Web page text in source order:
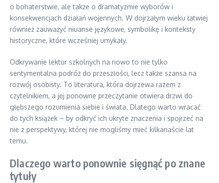
o bohaterstwie, ale także o dramatyzmie wyborów i
konsekwencjach działań wojennych. W dojrzałym wieku łatwiej
również zauważyć niuanse językowe, symbolikę i konteksty
historyczne, które wcześniej umykały.
Odkrywanie lektur szkolnych na nowo to nie tylko
sentymentalna podróż do przeszłości, lecz także szansa na
rozwój osobisty. To literatura, która dojrzewa razem z
czytelnikiem, a jej ponowne przeczytanie otwiera drzwi do
głębszego rozumienia siebie i świata. Dlatego warto wracać
do tych książek – by odkryć ich ukryte znaczenia i spojrzeć na
nie z perspektywy, której nie mogliśmy mieć kilkanaście lat
temu.
Dlaczego warto ponownie sięgnąć po znane
tytuły